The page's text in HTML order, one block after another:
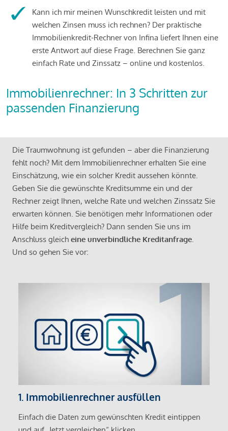
Kann ich mir meinen Wunschkredit leisten und mit
welchen Zinsen muss ich rechnen? Der praktische
Immobilienkredit-Rechner von Infina liefert Ihnen eine
erste Antwort auf diese Frage. Berechnen Sie ganz
einfach Rate und Zinssatz – online und kostenlos.
Immobilienrechner: In 3 Schritten zur
passenden Finanzierung
Die Traumwohnung ist gefunden – aber die Finanzierung
fehlt noch? Mit dem Immobilienrechner erhalten Sie eine
Einschätzung, wie ein solcher Kredit aussehen könnte.
Geben Sie die gewünschte Kreditsumme ein und der
Rechner zeigt Ihnen, welche Rate und welchen Zinssatz Sie
erwarten können. Sie benötigen mehr Informationen oder
Hilfe beim Kreditvergleich? Dann senden Sie uns im
Anschluss gleich eine unverbindliche Kreditanfrage.
Und so gehen Sie vor:
1. Immobilienrechner ausfüllen
Einfach die Daten zum gewünschten Kredit eintippen